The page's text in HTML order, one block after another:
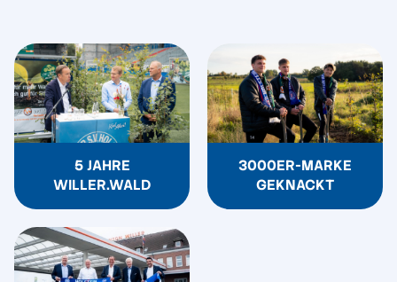
5 JAHRE
WILLER.WALD
3000ER-MARKE
GEKNACKT